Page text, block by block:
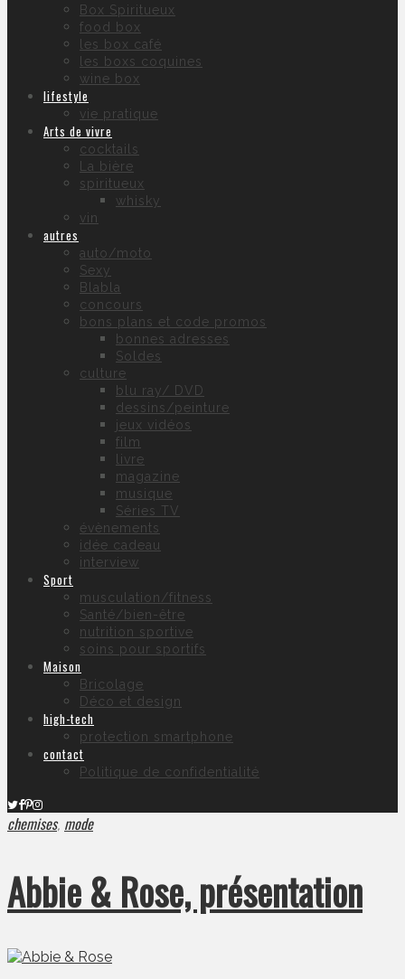
Box Spiritueux
food box
les box café
les boxs coquines
wine box
lifestyle
vie pratique
Arts de vivre
cocktails
La bière
spiritueux
whisky
vin
autres
auto/moto
Sexy
Blabla
concours
bons plans et code promos
bonnes adresses
Soldes
culture
blu ray/ DVD
dessins/peinture
jeux vidéos
film
livre
magazine
musique
Séries TV
évènements
idée cadeau
interview
Sport
musculation/fitness
Santé/bien-être
nutrition sportive
soins pour sportifs
Maison
Bricolage
Déco et design
high-tech
protection smartphone
contact
Politique de confidentialité
chemises, mode
Abbie & Rose, présentation